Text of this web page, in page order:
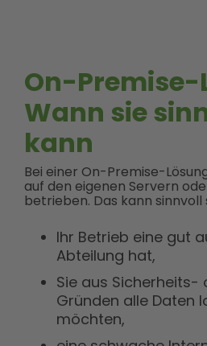
On-Premise-
Wann sie
kann
Bei einer On-Premise-
auf den eigenen Servern
betrieben. Das kann sinnvoll
Ihr Betrieb eine gut
Abteilung hat,
Sie aus
Gründen alle Daten
möchten,